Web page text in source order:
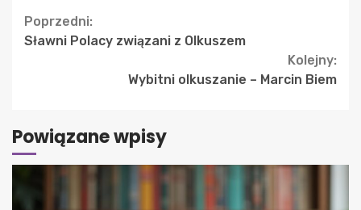
Continue
Reading
Poprzedni:
Sławni Polacy związani z Olkuszem
Kolejny:
Wybitni olkuszanie – Marcin Biem
Powiązane wpisy